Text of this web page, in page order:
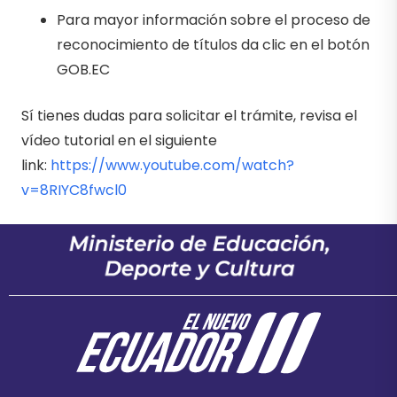
Para mayor información sobre el proceso de
reconocimiento de títulos da clic en el botón
GOB.EC
Sí tienes dudas para solicitar el trámite, revisa el
vídeo tutorial en el siguiente
link: https://www.youtube.com/watch?
v=8RIYC8fwcl0